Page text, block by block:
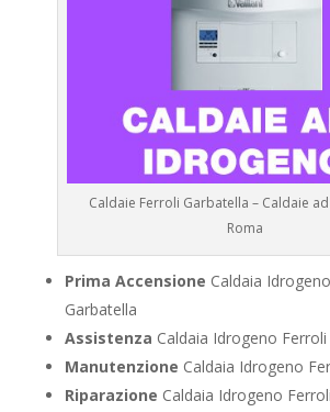
Caldaie Ferroli Garbatella – Caldaie
Roma
Prima Accensione Caldaia
Garbatella
Assistenza Caldaia Idrogeno
Manutenzione Caldaia Idrogeno
Riparazione Caldaia Idrogeno